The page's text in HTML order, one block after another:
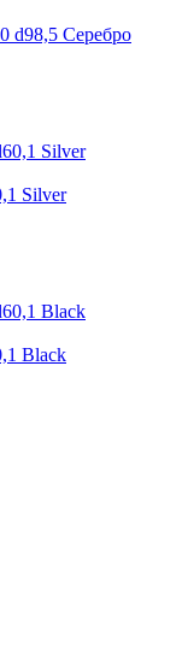
d98,5 Серебро
Silver
Black